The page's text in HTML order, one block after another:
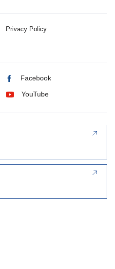
Privacy Policy
Facebook
YouTube